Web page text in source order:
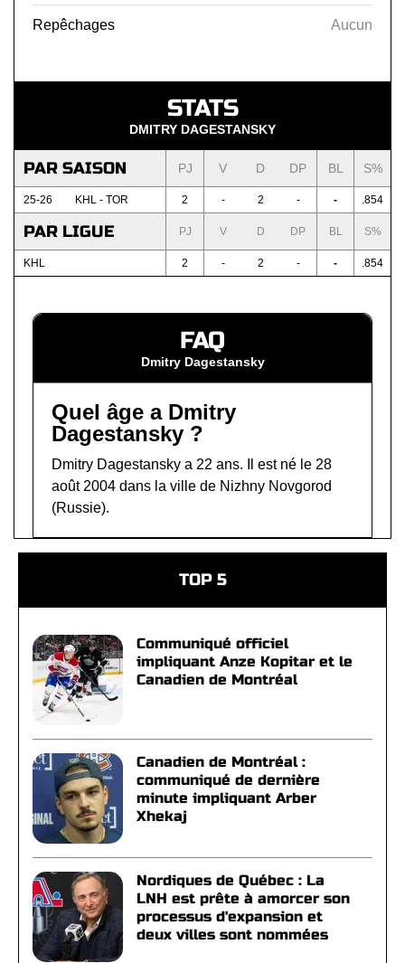
Repêchages Aucun
STATS
DMITRY DAGESTANSKY
PAR SAISON PJ V D DP BL S%
25-26 KHL - TOR 2 - 2 - - .854
PAR LIGUE PJ V D DP BL S%
KHL 2 - 2 - - .854
FAQ
Dmitry Dagestansky
Quel âge a Dmitry
Dagestansky ?
Dmitry Dagestansky a 22 ans. Il est né le 28
août 2004 dans la ville de Nizhny Novgorod
(Russie).
TOP 5
Communiqué officiel
impliquant Anze Kopitar et le
Canadien de Montréal
Canadien de Montréal :
communiqué de dernière
minute impliquant Arber
Xhekaj
Nordiques de Québec : La
LNH est prête à amorcer son
processus d'expansion et
deux villes sont nommées